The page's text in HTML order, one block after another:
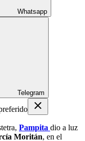
Whatsapp
Telegram
Pampita dio a luz
Moritán, en el